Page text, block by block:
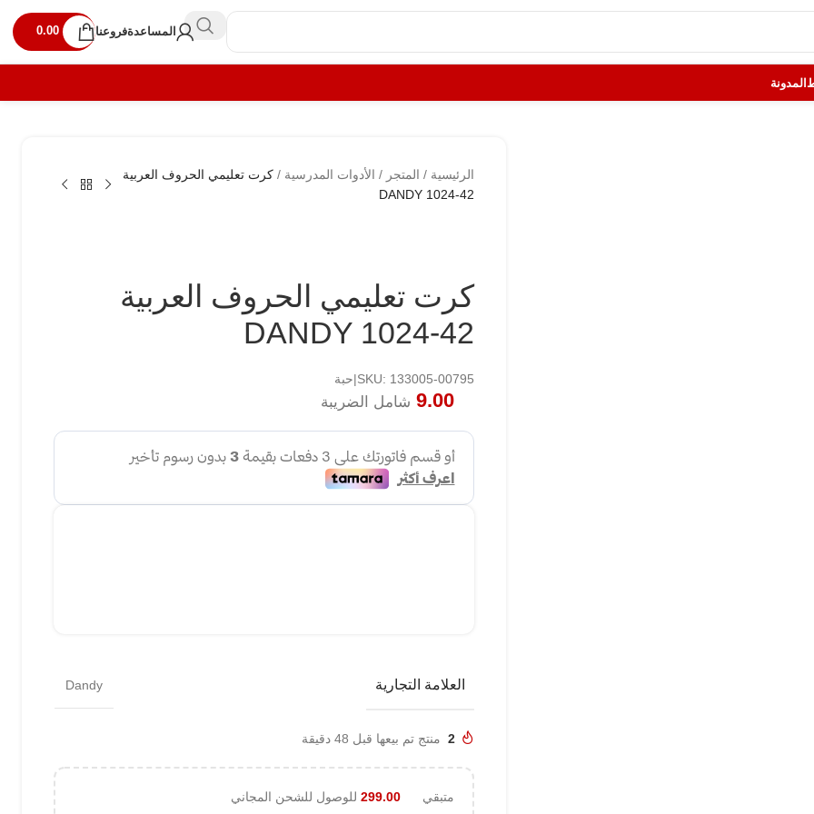
المساعدةفروعنا 0.00
المدونة
الرئيسية / المتجر / الأدوات المدرسية /كرت تعليمي الحروف العربية
DANDY 1024-42
كرت تعليمي الحروف العربية
DANDY 1024-42
SKU: 133005-00795|حبة
9.00 شامل الضريبة
العلامة التجارية Dandy
2 منتج تم بيعها قبل 48 دقيقة
متبقي 299.00 للوصول للشحن المجاني